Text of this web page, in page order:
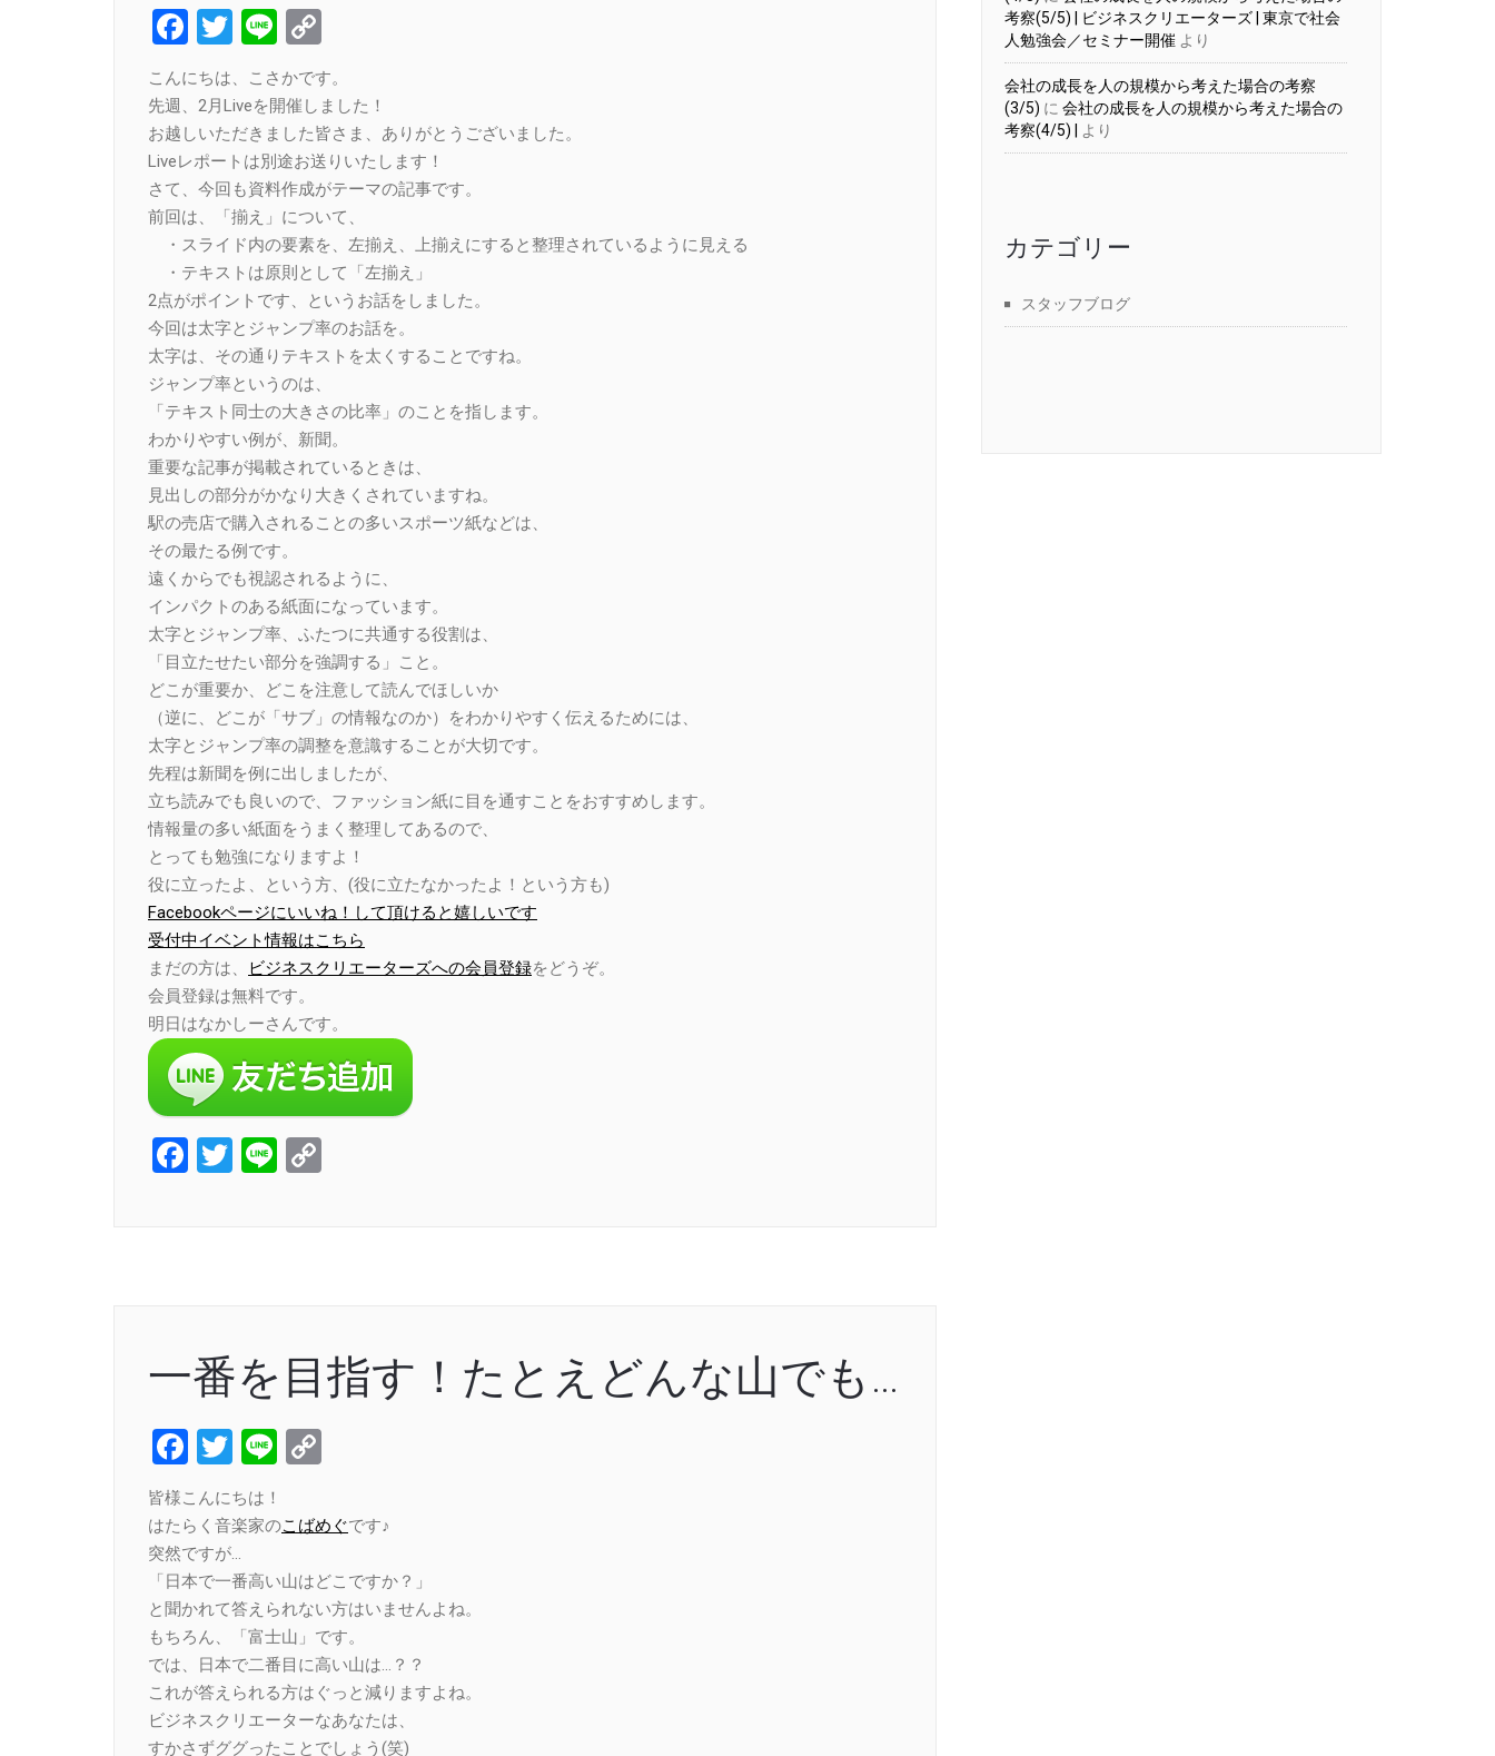
Facebook
Twitter
Line
Link
こんにちは、こさかです。
先週、2月Liveを開催しました！
お越しいただきました皆さま、ありがとうございました。
Liveレポートは別途お送りいたします！
さて、今回も資料作成がテーマの記事です。
前回は、「揃え」について、
・スライド内の要素を、左揃え、上揃えにすると整理されているように見える
・テキストは原則として「左揃え」
2点がポイントです、というお話をしました。
今回は太字とジャンプ率のお話を。
太字は、その通りテキストを太くすることですね。
ジャンプ率というのは、
「テキスト同士の大きさの比率」のことを指します。
わかりやすい例が、新聞。
重要な記事が掲載されているときは、
見出しの部分がかなり大きくされていますね。
駅の売店で購入されることの多いスポーツ紙などは、
その最たる例です。
遠くからでも視認されるように、
インパクトのある紙面になっています。
太字とジャンプ率、ふたつに共通する役割は、
「目立たせたい部分を強調する」こと。
どこが重要か、どこを注意して読んでほしいか
（逆に、どこが「サブ」の情報なのか）をわかりやすく伝えるためには、
太字とジャンプ率の調整を意識することが大切です。
先程は新聞を例に出しましたが、
立ち読みでも良いので、ファッション紙に目を通すことをおすすめします。
情報量の多い紙面をうまく整理してあるので、
とっても勉強になりますよ！
役に立ったよ、という方、(役に立たなかったよ！という方も)
Facebookページにいいね！して頂けると嬉しいです
受付中イベント情報はこちら
まだの方は、
ビジネスクリエーターズへの会員登録をどうぞ。
会員登録は無料です。
明日はなかしーさんです。
Facebook
Twitter
Line
一番を目指す！たとえどんな山でも…
Facebook
Twitter
Line
皆様こんにちは！
はたらく音楽家のこばめぐです♪
突然ですが…
「日本で一番高い山はどこですか？」
と聞かれて答えられない方はいませんよね。
もちろん、「富士山」です。
では、日本で二番目に高い山は…？？
これが答えられる方はぐっと減りますよね。
ビジネスクリエーターなあなたは、
すかさずググったことでしょう(笑)
考察(5/5) | ビジネスクリエーターズ | 東京で社会
人勉強会／セミナー開催 より
会社の成長を人の規模から考えた場合の考察
(3/5) に 会社の成長を人の規模から考えた場合の
考察(4/5) |
より
カテゴリー
スタッフブログ